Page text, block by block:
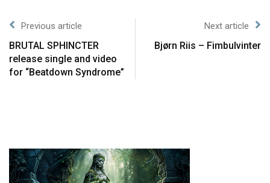
Previous article
BRUTAL SPHINCTER
release single and video
for “Beatdown Syndrome”
Next article
Bjørn Riis – Fimbulvinter